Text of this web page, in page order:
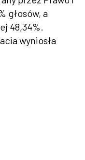
głosów, a
48,34%.
wyniosła